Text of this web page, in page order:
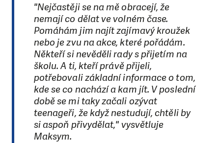
"Nejčastěji se na mě obracejí, že
nemají co dělat ve volném čase.
Pomáhám jim najít zajímavý kroužek
nebo je zvu na akce, které pořádám.
Někteří si nevěděli rady s přijetím na
školu. A ti, kteří právě přijeli,
potřebovali základní informace o tom,
kde se co nachází a kam jít. V poslední
době se mi taky začali ozývat
teenageři, že když nestudují, chtěli by
si aspoň přivydělat," vysvětluje
Maksym.